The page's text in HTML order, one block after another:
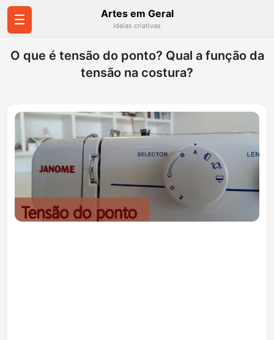
☰ Artes em Geral
Ideias criativas
O que é tensão do ponto? Qual a função da
tensão na costura?